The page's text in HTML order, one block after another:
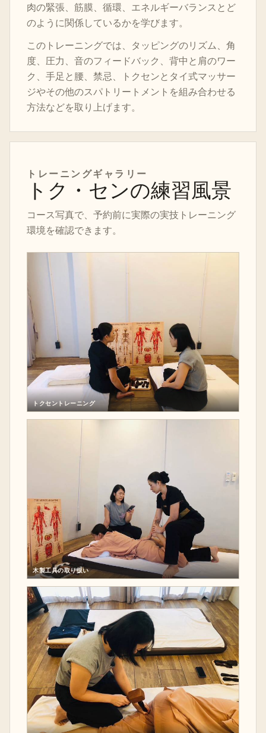
肉の緊張、筋膜、循環、エネルギーバランスとど
のように関係しているかを学びます。
このトレーニングでは、タッピングのリズム、角
度、圧力、音のフィードバック、背中と肩のワー
ク、手足と腰、禁忌、トクセンとタイ式マッサー
ジやその他のスパトリートメントを組み合わせる
方法などを取り上げます。
トレーニングギャラリー
トク・センの練習風景
コース写真で、予約前に実際の実技トレーニング
環境を確認できます。
トクセントレーニング
木製工具の取り扱い